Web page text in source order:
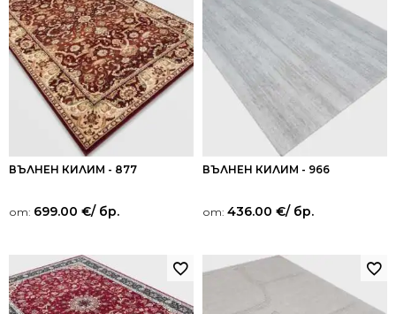
ВЪЛНЕН КИЛИМ - 877
от: 699.00 €/ бр.
ВЪЛНЕН КИЛИМ - 966
от: 436.00 €/ бр.